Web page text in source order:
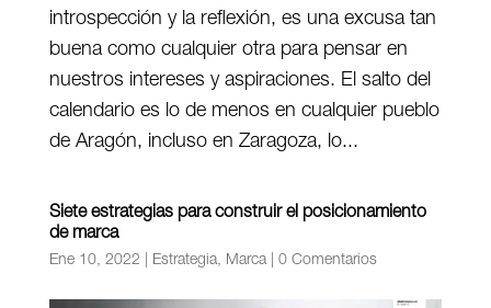
introspección y la reflexión, es una excusa tan
buena como cualquier otra para pensar en
nuestros intereses y aspiraciones. El salto del
calendario es lo de menos en cualquier pueblo
de Aragón, incluso en Zaragoza, lo...
Siete estrategias para construir el posicionamiento
de marca
Ene 10, 2022 Estrategia, Marca| 0 Comentarios